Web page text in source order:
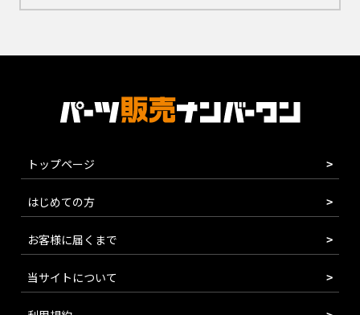
トップページ
はじめての方
お客様に届くまで
当サイトについて